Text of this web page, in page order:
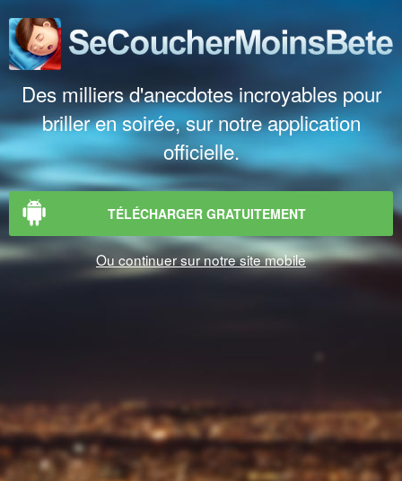
Des milliers d'anecdotes incroyables pour
briller en soirée, sur notre application
officielle.
TÉLÉCHARGER GRATUITEMENT
Ou continuer sur notre site mobile